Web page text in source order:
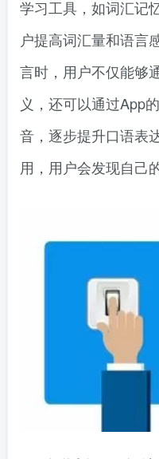
学习工具，如词汇记
户提高词汇量和语言
言时，用户不仅能够
义，还可以通过App
音，逐步提升口语表
用，用户会发现自己